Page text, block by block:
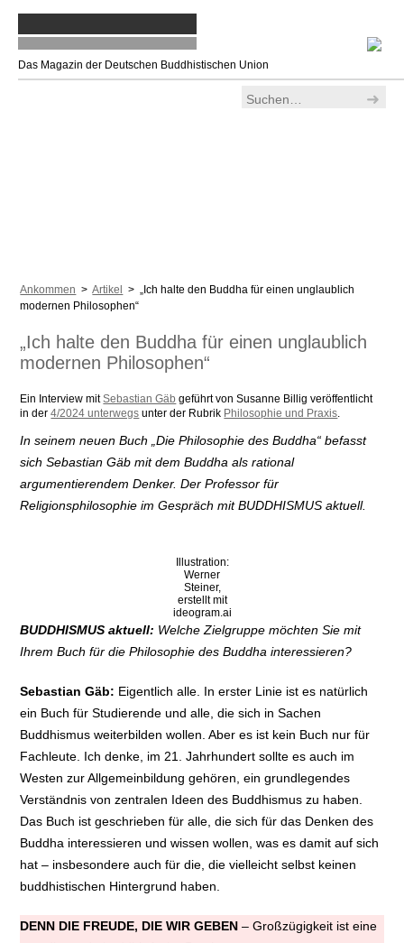
Das Magazin der Deutschen Buddhistischen Union
Ankommen >Artikel
> „Ich halte den Buddha für einen unglaublich
modernen Philosophen“
„Ich halte den Buddha für einen unglaublich
modernen Philosophen“
Ein Interview mitSebastian Gäb geführt von Susanne Billig veröffentlicht
in der4/2024 unterwegs unter der Rubrik Philosophie und Praxis.
In seinem neuen Buch „Die Philosophie des Buddha“ befasst
sich Sebastian Gäb mit dem Buddha als rational
argumentierendem Denker. Der Professor für
Religionsphilosophie im Gespräch mit BUDDHISMUS aktuell.
Illustration:
Werner
Steiner,
erstellt mit
ideogram.ai
BUDDHISMUS aktuell: Welche Zielgruppe möchten Sie mit
Ihrem Buch für die Philosophie des Buddha interessieren?
Sebastian Gäb: Eigentlich alle. In erster Linie ist es natürlich
ein Buch für Studierende und alle, die sich in Sachen
Buddhismus weiterbilden wollen. Aber es ist kein Buch nur für
Fachleute. Ich denke, im 21. Jahrhundert sollte es auch im
Westen zur Allgemeinbildung gehören, ein grundlegendes
Verständnis von zentralen Ideen des Buddhismus zu haben.
Das Buch ist geschrieben für alle, die sich für das Denken des
Buddha interessieren und wissen wollen, was es damit auf sich
hat – insbesondere auch für die, die vielleicht selbst keinen
buddhistischen Hintergrund haben.
DENN DIE FREUDE, DIE WIR GEBEN – Großzügigkeit ist eine